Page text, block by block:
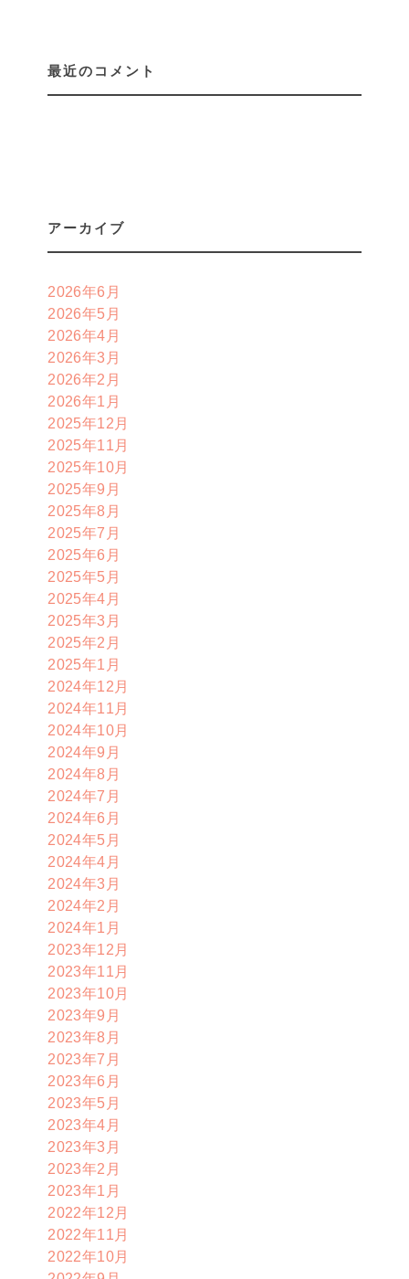
最近のコメント
アーカイブ
2026年6月
2026年5月
2026年4月
2026年3月
2026年2月
2026年1月
2025年12月
2025年11月
2025年10月
2025年9月
2025年8月
2025年7月
2025年6月
2025年5月
2025年4月
2025年3月
2025年2月
2025年1月
2024年12月
2024年11月
2024年10月
2024年9月
2024年8月
2024年7月
2024年6月
2024年5月
2024年4月
2024年3月
2024年2月
2024年1月
2023年12月
2023年11月
2023年10月
2023年9月
2023年8月
2023年7月
2023年6月
2023年5月
2023年4月
2023年3月
2023年2月
2023年1月
2022年12月
2022年11月
2022年10月